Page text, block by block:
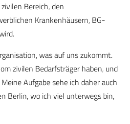
Bereich, den
Krankenhäusern, BG-
was auf uns zukommt.
zivilen Bedarfsträger haben, und
Aufgabe sehe ich daher auch
Berlin, wo ich viel unterwegs bin,